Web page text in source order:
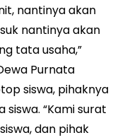
nantinya akan
nantinya akan
tata usaha,”
Purnata
siswa, pihaknya
“Kami surat
dan pihak